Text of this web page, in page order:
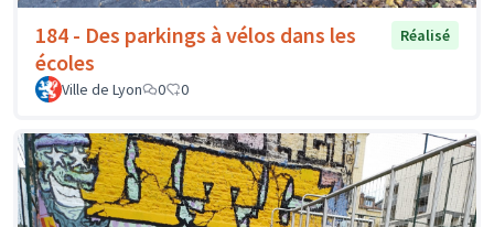
184 - Des parkings à vélos dans les
écoles
Réalisé
Ville de Lyon 0 0